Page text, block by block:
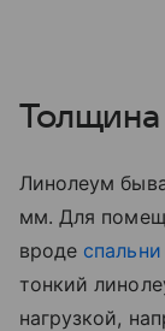
Толщина
Линолеум
мм. Для
вроде спальни
тонкий
нагрузкой,